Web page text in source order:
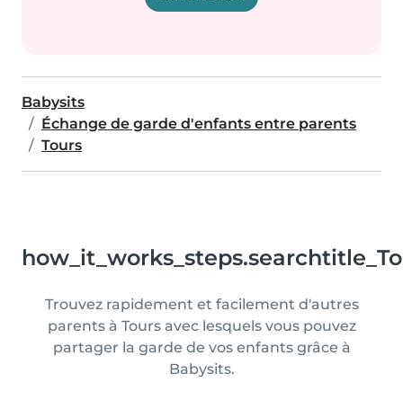
Babysits
Échange de garde d'enfants entre parents
Tours
Trouvez rapidement et facilement d'autres
parents à Tours avec lesquels vous pouvez
partager la garde de vos enfants grâce à
Babysits.